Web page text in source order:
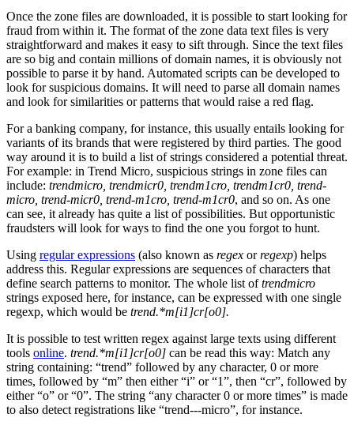
Once the zone files are downloaded, it is possible to start looking for
fraud from within it. The format of the zone data text files is very
straightforward and makes it easy to sift through. Since the text files
are so big and contain millions of domain names, it is obviously not
possible to parse it by hand. Automated scripts can be developed to
look for suspicious domains. It will need to parse all domain names
and look for similarities or patterns that would raise a red flag.
For a banking company, for instance, this usually entails looking for
variants of its brands that were registered by third parties. The good
way around it is to build a list of strings considered a potential threat.
For example: in Trend Micro, suspicious strings in zone files can
include: trendmicro, trendmicr0, trendm1cro, trendm1cr0, trend-
micro, trend-micr0, trend-m1cro, trend-m1cr0, and so on. As one
can see, it already has quite a list of possibilities. But opportunistic
fraudsters will look for ways to find the one you forgot to hunt.
Using regular expressions (also known as regex orregexp) helps
address this. Regular expressions are sequences of characters that
define search patterns to monitor. The whole list oftrendmicro
strings exposed here, for instance, can be expressed with one single
regexp, which would be trend.*m[i1]cr[o0].
It is possible to test written regex against large texts using different
tools online. trend.*m[i1]cr[o0] can be read this way: Match any
string containing: “trend” followed by any character, 0 or more
times, followed by “m” then either “i” or “1”, then “cr”, followed by
either “o” or “0”. The string “any character 0 or more times” is made
to also detect registrations like “trend---micro”, for instance.